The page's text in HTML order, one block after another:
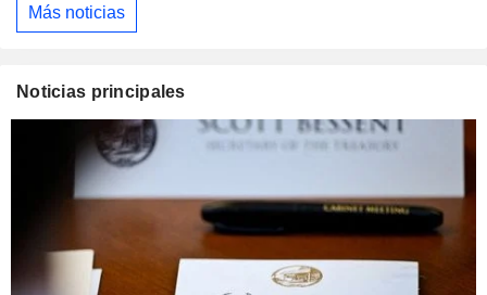
Más noticias
Noticias principales